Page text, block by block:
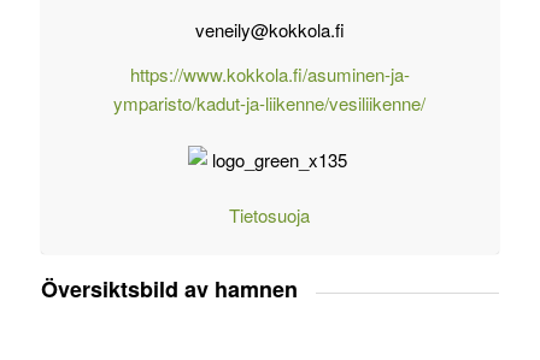
veneily@kokkola.fi
https://www.kokkola.fi/asuminen-ja-
ymparisto/kadut-ja-liikenne/vesiliikenne/
Tietosuoja
Översiktsbild av hamnen